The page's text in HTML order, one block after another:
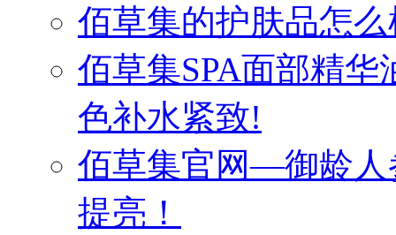
佰草集的护肤品怎
佰草集SPA面部精
色补水紧致!
佰草集官网—御龄人
提亮！